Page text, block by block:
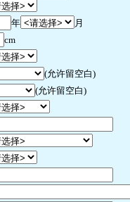
年
月
cm
(允许留空白)
(允许留空白)